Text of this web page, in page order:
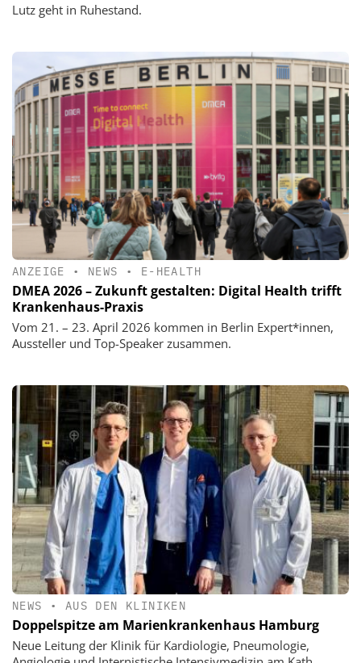
Lutz geht in Ruhestand.
ANZEIGE • NEWS • E-HEALTH
DMEA 2026 – Zukunft gestalten: Digital Health trifft
Krankenhaus-Praxis
Vom 21. – 23. April 2026 kommen in Berlin Expert*innen,
Aussteller und Top-Speaker zusammen.
NEWS • AUS DEN KLINIKEN
Doppelspitze am Marienkrankenhaus Hamburg
Neue Leitung der Klinik für Kardiologie, Pneumologie,